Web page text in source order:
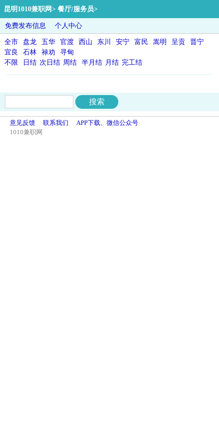
昆明1010兼职网> 餐厅/服务员>
免费发布信息 个人中心
全市 盘龙 五华 官渡 西山 东川 安宁 富民 嵩明 呈贡
晋宁
宜良
石林 禄劝
寻甸
不限
日结 次日结 周结 半月结 月结 完工结
意见反馈 联系我们
APP下载、微信公众号
1010兼职网